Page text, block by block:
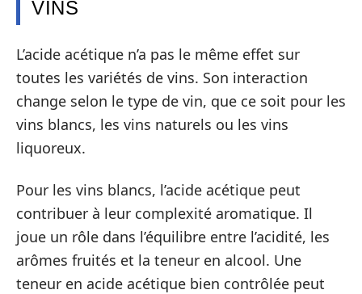
VINS
L’acide acétique n’a pas le même effet sur
toutes les variétés de vins. Son interaction
change selon le type de vin, que ce soit pour les
vins blancs, les vins naturels ou les vins
liquoreux.
Pour les vins blancs, l’acide acétique peut
contribuer à leur complexité aromatique. Il
joue un rôle dans l’équilibre entre l’acidité, les
arômes fruités et la teneur en alcool. Une
teneur en acide acétique bien contrôlée peut